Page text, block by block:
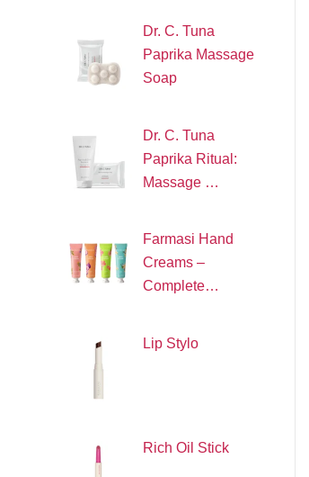
Dr. C. Tuna
Paprika Massage
Soap
Dr. C. Tuna
Paprika Ritual:
Massage …
Farmasi Hand
Creams –
Complete…
Lip Stylo
Rich Oil Stick